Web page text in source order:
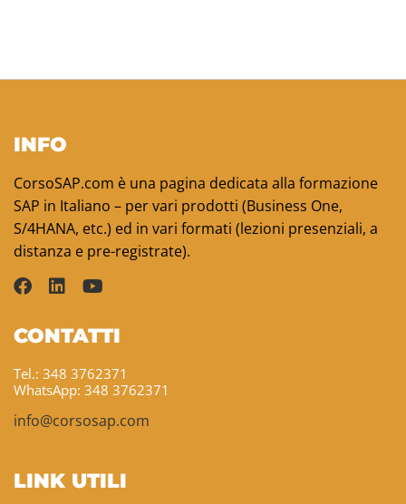
INFO
CorsoSAP.com è una pagina dedicata alla formazione
SAP in Italiano – per vari prodotti (Business One,
S/4HANA, etc.) ed in vari formati (lezioni presenziali, a
distanza e pre-registrate).
CONTATTI
Tel.: 348 3762371
WhatsApp: 348 3762371
info@corsosap.com
LINK UTILI